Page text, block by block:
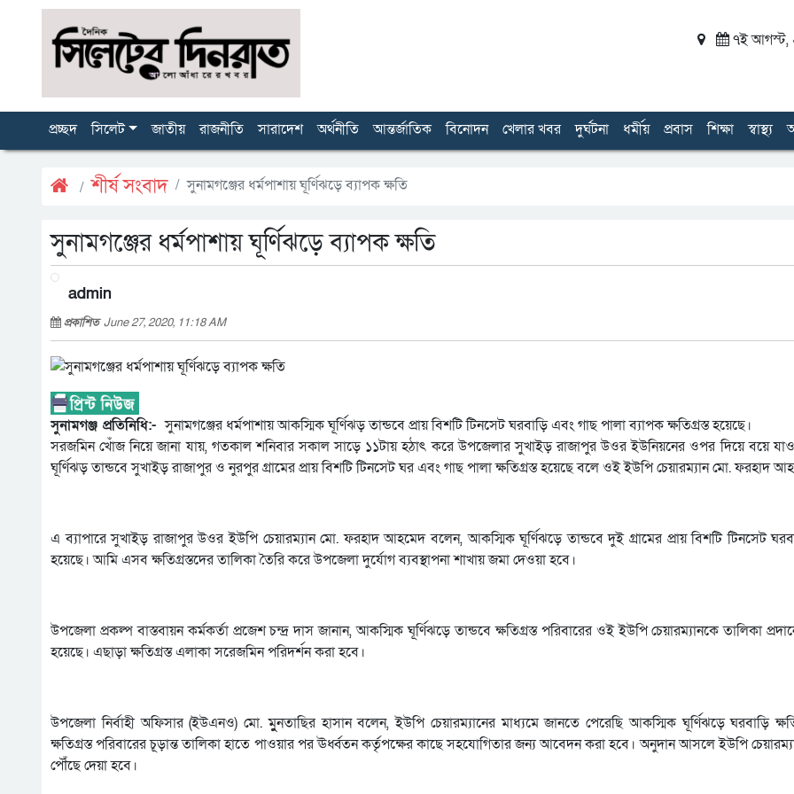
৭ই আগস্ট,
প্রচ্ছদ সিলেট জাতীয় রাজনীতি সারাদেশ অর্থনীতি আন্তর্জাতিক বিনোদন খেলার খবর দুর্ঘটনা ধর্মীয় প্রবাস শিক্ষা স্বাস্থ্য
শীর্ষ সংবাদ সুনামগঞ্জের ধর্মপাশায় ঘূর্ণিঝড়ে ব্যাপক ক্ষতি
সুনামগঞ্জের ধর্মপাশায় ঘূর্ণিঝড়ে ব্যাপক ক্ষতি
admin
প্রকাশিতJune 27, 2020, 11:18 AM
সুনামগঞ্জ প্রতিনিধি:- সুনামগঞ্জের ধর্মপাশায় আকস্মিক ঘূর্ণিঝড় তান্ডবে প্রায় বিশটি টিনসেট ঘরবাড়ি এবং গাছ পালা ব্যাপক ক্ষতিগ্রস্ত হয়েছে।
সরজমিন খোঁজ নিয়ে জানা যায়, গতকাল শনিবার সকাল সাড়ে ১১টায় হঠাৎ করে উপজেলার সুখাইড় রাজাপুর উওর ইউনিয়নের ওপর দিয়ে বয়ে
ঘূর্ণিঝড় তান্ডবে সুখাইড় রাজাপুর ও নুরপুর গ্রামের প্রায় বিশটি টিনসেট ঘর এবং গাছ পালা ক্ষতিগ্রস্ত হয়েছে বলে ওই ইউপি চেয়ারম্যান মো. ফরহাদ
এ ব্যাপারে সুখাইড় রাজাপুর উওর ইউপি চেয়ারম্যান মো. ফরহাদ আহমেদ বলেন, আকস্মিক ঘূর্ণিঝড়ে তান্ডবে দুই গ্রামের প্রায় বিশটি টিনসেট
হয়েছে। আমি এসব ক্ষতিগ্রস্তদের তালিকা তৈরি করে উপজেলা দুর্যোগ ব্যবস্থাপনা শাখায় জমা দেওয়া হবে।
উপজেলা প্রকল্প বাস্তবায়ন কর্মকর্তা প্রজেশ চন্দ্র দাস জানান, আকস্মিক ঘূর্ণিঝড়ে তান্ডবে ক্ষতিগ্রস্ত পরিবারের ওই ইউপি চেয়ারম্যানকে তালিকা
হয়েছে। এছাড়া ক্ষতিগ্রস্ত এলাকা সরেজমিন পরিদর্শন করা হবে।
উপজেলা নির্বাহী অফিসার (ইউএনও) মো. মুুুনতাছির হাসান বলেন, ইউপি চেয়ারম্যানের মাধ্যমে জানতে পেরেছি আকস্মিক ঘূর্ণিঝড়ে ঘরবাড়ি
ক্ষতিগ্রস্ত পরিবারের চূড়ান্ত তালিকা হাতে পাওয়ার পর ঊর্ধ্বতন কর্তৃপক্ষের কাছে সহযোগিতার জন্য আবেদন করা হবে। অনুদান আসলে ইউপি
পৌঁছে দেয়া হবে।